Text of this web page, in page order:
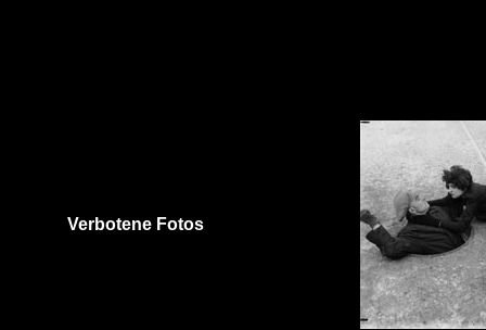
Verbotene Fotos